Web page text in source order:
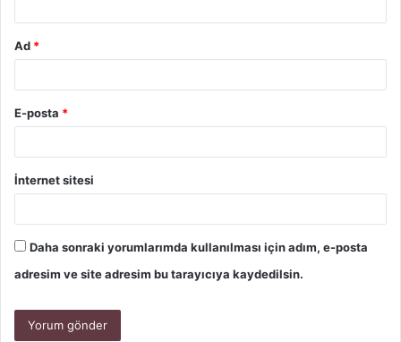
Ad *
E-posta *
İnternet sitesi
Daha sonraki yorumlarımda kullanılması için adım, e-posta
adresim ve site adresim bu tarayıcıya kaydedilsin.